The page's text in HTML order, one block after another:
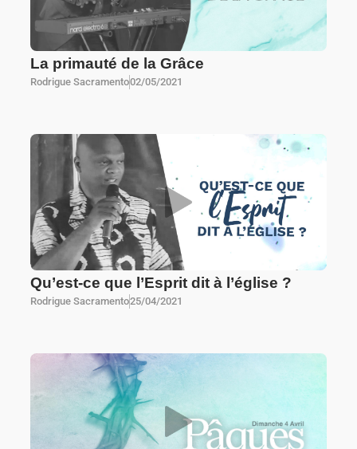
La primauté de la Grâce
Rodrigue Sacramento02/05/2021
Qu’est-ce que l’Esprit dit à l’église ?
Rodrigue Sacramento25/04/2021